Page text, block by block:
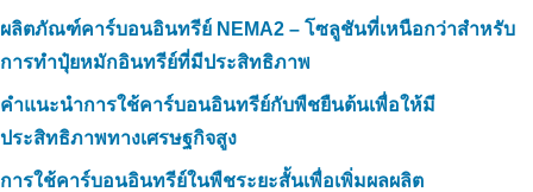
ผลิตภัณฑ์คาร์บอนอินทรีย์ NEMA2 – โซลูชันที่เหนือกว่าสำหรับ
การทำปุ๋ยหมักอินทรีย์ที่มีประสิทธิภาพ
คำแนะนำการใช้คาร์บอนอินทรีย์กับพืชยืนต้นเพื่อให้มี
ประสิทธิภาพทางเศรษฐกิจสูง
การใช้คาร์บอนอินทรีย์ในพืชระยะสั้นเพื่อเพิ่มผลผลิต